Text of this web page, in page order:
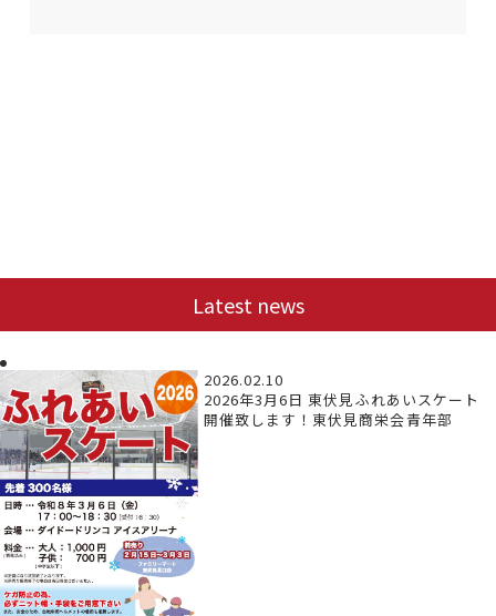
Latest news
2026.02.10
2026年3月6日 東伏見ふれあいスケート
開催致します！東伏見商栄会青年部